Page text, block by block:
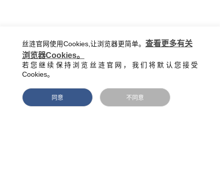
彩致辞中拉开帷幕。
盛宴盛况
在这场盛宴中，丝涟中国管理层也给大家带来了一个惊喜——
《怒放的生命》大合唱。
丝涟官网使用Cookies,让浏览器更简单。 查看更多有关
浏览器Cookies。
若您继续保持浏览丝涟官网，我们将默认您接受
Cookies。
同意 不同意